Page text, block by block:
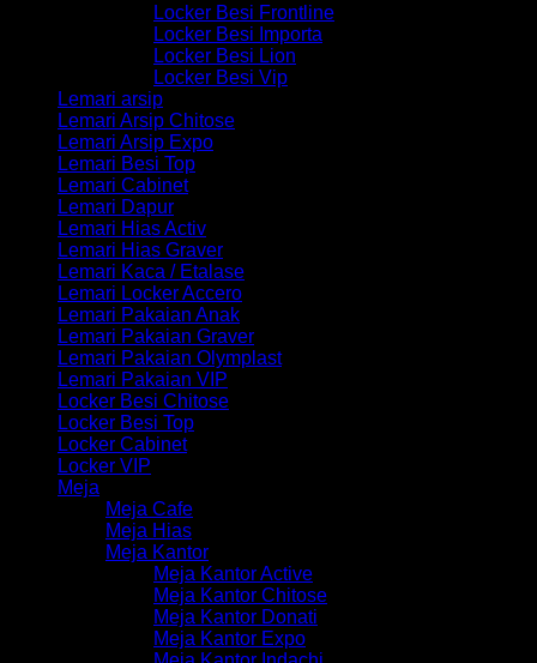
Locker Besi Frontline
Locker Besi Importa
Locker Besi Lion
Locker Besi Vip
Lemari arsip
Lemari Arsip Chitose
Lemari Arsip Expo
Lemari Besi Top
Lemari Cabinet
Lemari Dapur
Lemari Hias Activ
Lemari Hias Graver
Lemari Kaca / Etalase
Lemari Locker Accero
Lemari Pakaian Anak
Lemari Pakaian Graver
Lemari Pakaian Olymplast
Lemari Pakaian VIP
Locker Besi Chitose
Locker Besi Top
Locker Cabinet
Locker VIP
Meja
Meja Cafe
Meja Hias
Meja Kantor
Meja Kantor Active
Meja Kantor Chitose
Meja Kantor Donati
Meja Kantor Expo